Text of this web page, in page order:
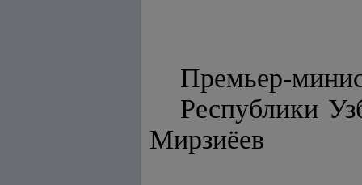
Премьер-
Мирзиёев